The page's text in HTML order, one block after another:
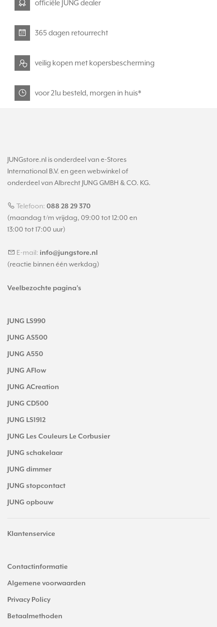
officiële JUNG dealer
365 dagen retourrecht
veilig kopen met kopersbescherming
voor 21u besteld, morgen in huis*
JUNGstore.nl is onderdeel van e-Stores
International B.V. en geen webwinkel of
onderdeel van Albrecht JUNG GMBH & CO. KG.
Telefoon: 088 28 29 370
(maandag t/m vrijdag, 09:00 tot 12:00 en
13:00 tot 17:00 uur)
E-mail: info@jungstore.nl
(reactie binnen één werkdag)
Veelbezochte pagina's
JUNG LS990
JUNG AS500
JUNG A550
JUNG AFlow
JUNG ACreation
JUNG CD500
JUNG LS1912
JUNG Les Couleurs Le Corbusier
JUNG schakelaar
JUNG dimmer
JUNG stopcontact
JUNG opbouw
Klantenservice
Contactinformatie
Algemene voorwaarden
Privacy Policy
Betaalmethoden